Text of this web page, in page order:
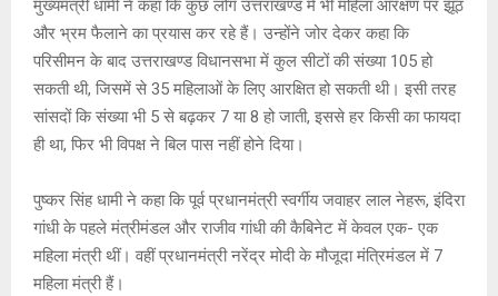
मुख्यमंत्री धामी ने कहा कि कुछ लोग उत्तराखण्ड में भी महिला आरक्षण पर झूठ
और भ्रम फैलाने का प्रयास कर रहे हैं। उन्होंने जोर देकर कहा कि
परिसीमन के बाद उत्तराखण्ड विधानसभा में कुल सीटों की संख्या 105 हो
सकती थी, जिसमें से 35 महिलाओं के लिए आरक्षित हो सकती थी। इसी तरह
सांसदों कि संख्या भी 5 से बढ़कर 7 या 8 हो जाती, इससे हर किसी का फायदा
ही था, फिर भी विपक्ष ने बिल पास नहीं होने दिया।
पुष्कर सिंह धामी ने कहा कि पूर्व प्रधानमंत्री स्वर्गीय जवाहर लाल नेहरू, इंदिरा
गांधी के पहले मंत्रीमंडल और राजीव गांधी की कैबिनेट में केवल एक- एक
महिला मंत्री थीं। वहीं प्रधानमंत्री नरेंद्र मोदी के मौजूदा मंत्रिमंडल में 7
महिला मंत्री हैं।